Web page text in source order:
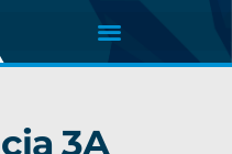
3A